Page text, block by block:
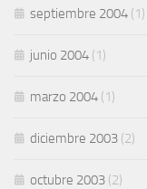
septiembre 2004 (1)
junio 2004 (1)
marzo 2004 (1)
diciembre 2003 (2)
octubre 2003 (2)